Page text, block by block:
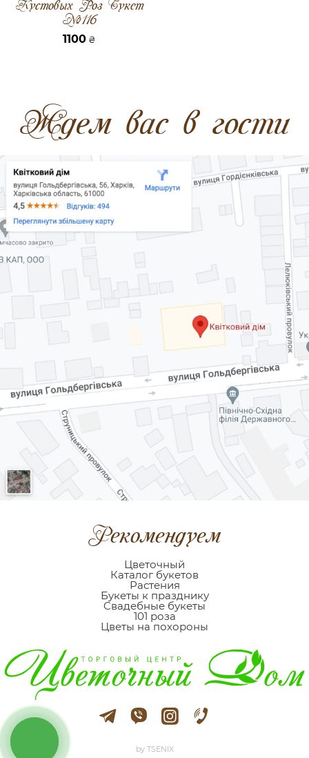
Кустовых Роз Букет
№116
1100 ₴
Ждем вас в гости
Рекомендуем
Цветочный
Каталог букетов
Растения
Букеты к празднику
Cвадебные букеты
101 роза
Цветы на похороны
by TSENIX